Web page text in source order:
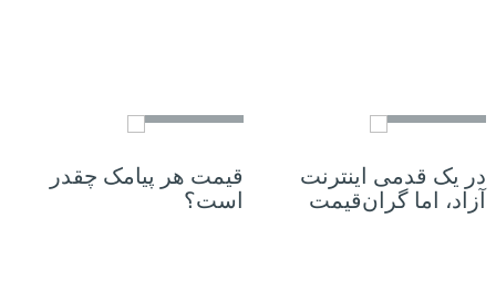
در یک قدمی اینترنت
آزاد، اما گران‌قیمت
قیمت هر پیامک چقدر
است؟